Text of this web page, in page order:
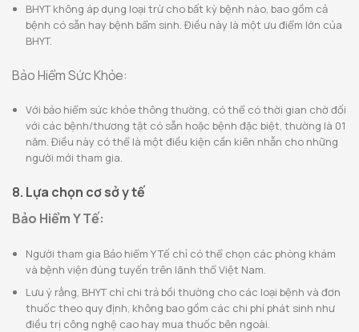
BHYT không áp dụng loại trừ cho bất kỳ bệnh nào, bao gồm cả
bệnh có sẵn hay bệnh bẩm sinh. Điều này là một ưu điểm lớn của
BHYT.
Bảo Hiểm Sức Khỏe:
Với bảo hiểm sức khỏe thông thường, có thể có thời gian chờ đối
với các bệnh/thương tật có sẵn hoặc bệnh đặc biệt, thường là 01
năm. Điều này có thể là một điều kiện cần kiên nhẫn cho những
người mới tham gia.
8. Lựa chọn cơ sở y tế
Bảo Hiểm Y Tế:
Người tham gia Bảo hiểm Y Tế chỉ có thể chọn các phòng khám
và bệnh viện đúng tuyến trên lãnh thổ Việt Nam.
Lưu ý rằng, BHYT chỉ chi trả bồi thường cho các loại bệnh và đơn
thuốc theo quy định, không bao gồm các chi phí phát sinh như
điều trị công nghệ cao hay mua thuốc bên ngoài.